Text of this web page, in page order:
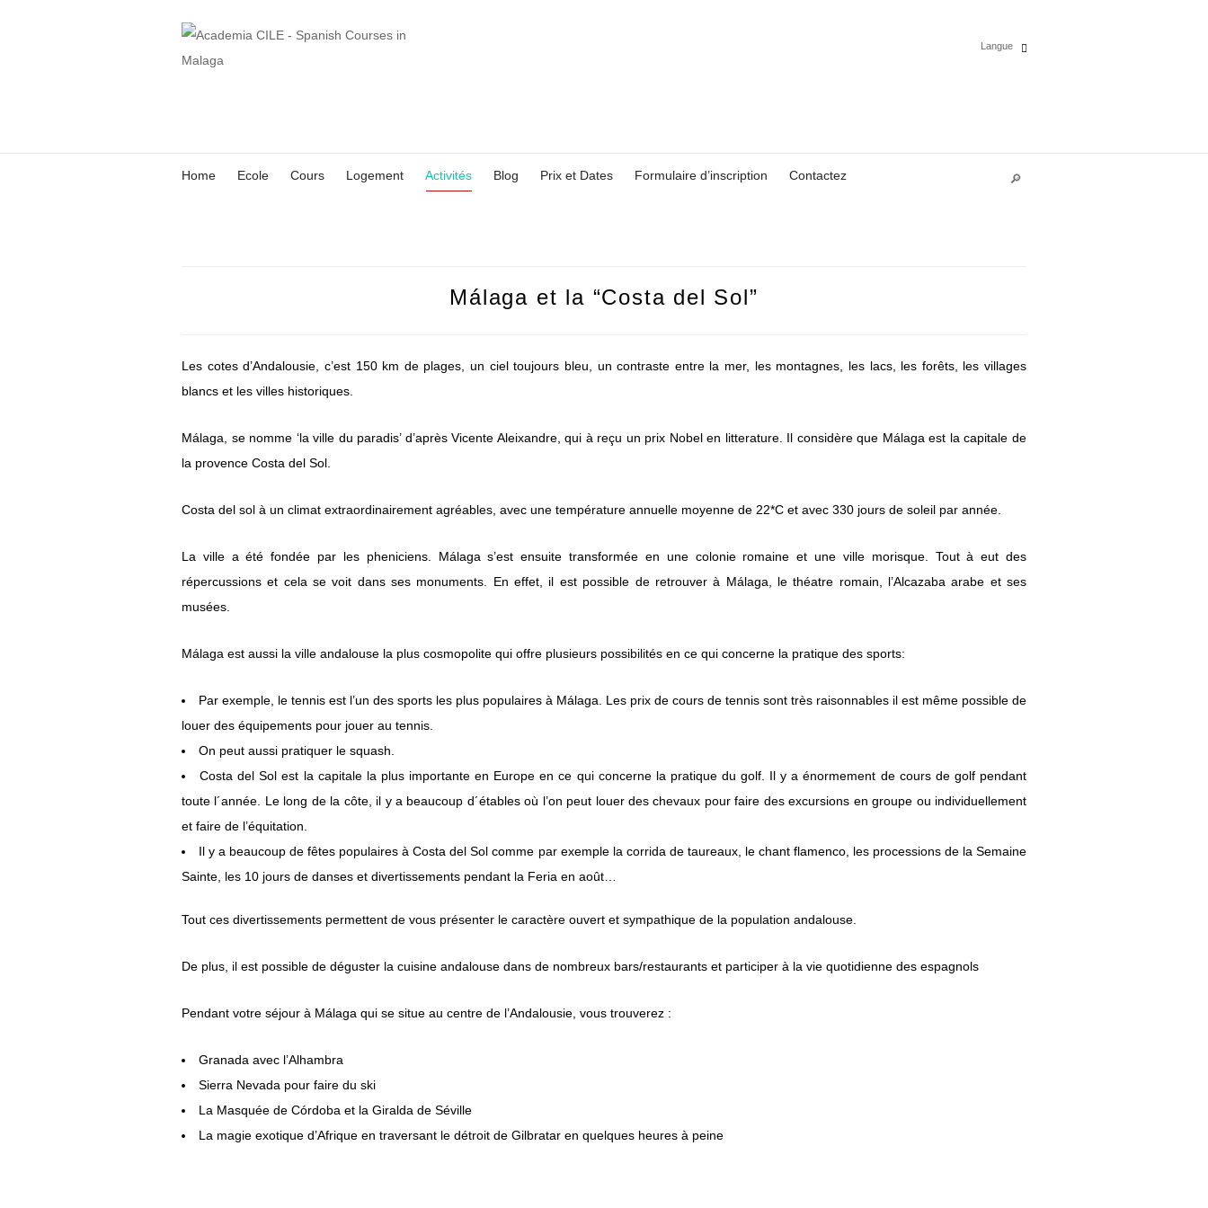
Langue
Português
Home Ecole Cours Logement Activités Blog Prix et Dates Formulaire d’inscription Contactez
Málaga et la “Costa del Sol”
Les cotes d’Andalousie, c’est 150 km de plages, un ciel toujours bleu, un contraste entre la mer, les montagnes, les lacs, les forêts, les villages
blancs et les villes historiques.
Málaga, se nomme ‘la ville du paradis’ d’après Vicente Aleixandre, qui à reçu un prix Nobel en litterature. Il considère que Málaga est la capitale de
la provence Costa del Sol.
Costa del sol à un climat extraordinairement agréables, avec une température annuelle moyenne de 22*C et avec 330 jours de soleil par année.
La ville a été fondée par les pheniciens. Málaga s’est ensuite transformée en une colonie romaine et une ville morisque. Tout à eut des
répercussions et cela se voit dans ses monuments. En effet, il est possible de retrouver à Málaga, le théatre romain, l’Alcazaba arabe et ses
musées.
Málaga est aussi la ville andalouse la plus cosmopolite qui offre plusieurs possibilités en ce qui concerne la pratique des sports:
Par exemple, le tennis est l’un des sports les plus populaires à Málaga. Les prix de cours de tennis sont très raisonnables il est même possible de
louer des équipements pour jouer au tennis.
On peut aussi pratiquer le squash.
Costa del Sol est la capitale la plus importante en Europe en ce qui concerne la pratique du golf. Il y a énormement de cours de golf pendant
toute l´année. Le long de la côte, il y a beaucoup d´étables où l’on peut louer des chevaux pour faire des excursions en groupe ou individuellement
et faire de l’équitation.
Il y a beaucoup de fêtes populaires à Costa del Sol comme par exemple la corrida de taureaux, le chant flamenco, les processions de la Semaine
Sainte, les 10 jours de danses et divertissements pendant la Feria en août…
Tout ces divertissements permettent de vous présenter le caractère ouvert et sympathique de la population andalouse.
De plus, il est possible de déguster la cuisine andalouse dans de nombreux bars/restaurants et participer à la vie quotidienne des espagnols
Pendant votre séjour à Málaga qui se situe au centre de l’Andalousie, vous trouverez :
Granada avec l’Alhambra
Sierra Nevada pour faire du ski
La Masquée de Córdoba et la Giralda de Séville
La magie exotique d’Afrique en traversant le détroit de Gilbratar en quelques heures à peine